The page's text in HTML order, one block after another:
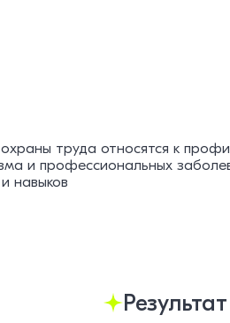
труда относятся к
и профессиональных
навыков